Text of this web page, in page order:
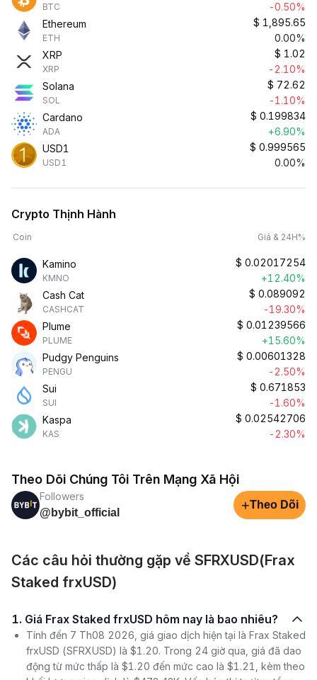
BTC
-0.50%
Ethereum
ETH
$ 1,895.65
0.00%
XRP
XRP
$ 1.02
-2.10%
Solana
SOL
$ 72.62
-1.10%
Cardano
ADA
$ 0.199834
+6.90%
USD1
USD1
$ 0.999565
0.00%
Crypto Thịnh Hành
Coin Giá & 24H%
Kamino
KMNO
$ 0.02017254
+12.40%
Cash Cat
CASHCAT
$ 0.089092
-19.30%
Plume
PLUME
$ 0.01239566
+15.60%
Pudgy Penguins
PENGU
$ 0.00601328
-2.50%
Sui
SUI
$ 0.671853
-1.60%
Kaspa
KAS
$ 0.02542706
-2.30%
Theo Dõi Chúng Tôi Trên Mạng Xã Hội
Followers
@bybit_official
+Theo Dõi
Các câu hỏi thường gặp về SFRXUSD(Frax
Staked frxUSD)
1. Giá Frax Staked frxUSD hôm nay là bao nhiêu?
Tính đến 7 Th08 2026, giá giao dịch hiện tại là Frax Staked
frxUSD (SFRXUSD) là $1.20. Trong 24 giờ qua, giá đã dao
động từ mức thấp là $1.20 đến mức cao là $1.21, kèm theo